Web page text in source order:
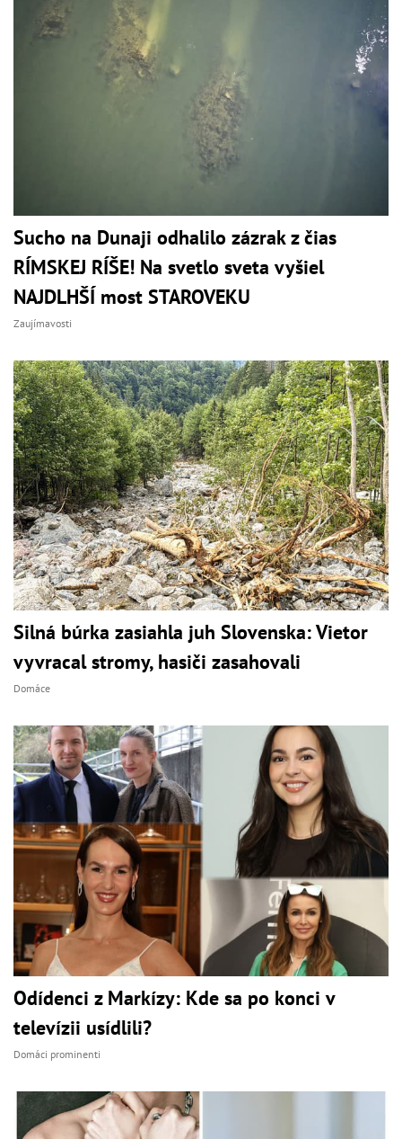
Sucho na Dunaji odhalilo zázrak z čias
RÍMSKEJ RÍŠE! Na svetlo sveta vyšiel
NAJDLHŠÍ most STAROVEKU
Zaujímavosti
Silná búrka zasiahla juh Slovenska: Vietor
vyvracal stromy, hasiči zasahovali
Domáce
Odídenci z Markízy: Kde sa po konci v
televízii usídlili?
Domáci prominenti